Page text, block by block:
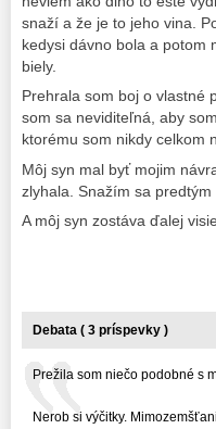
snaží a že je to jeho vina.
kedysi dávno bola a potom
biely.
Prehrala som boj o vlastné
som sa neviditeľná, aby
ktorému som nikdy celkom
Môj syn mal byť mojim
zlyhala. Snažím sa
A môj syn zostáva ďalej
Debata ( 3 príspevky )
Prežila som niečo podobné s
Nerob si výčitky.